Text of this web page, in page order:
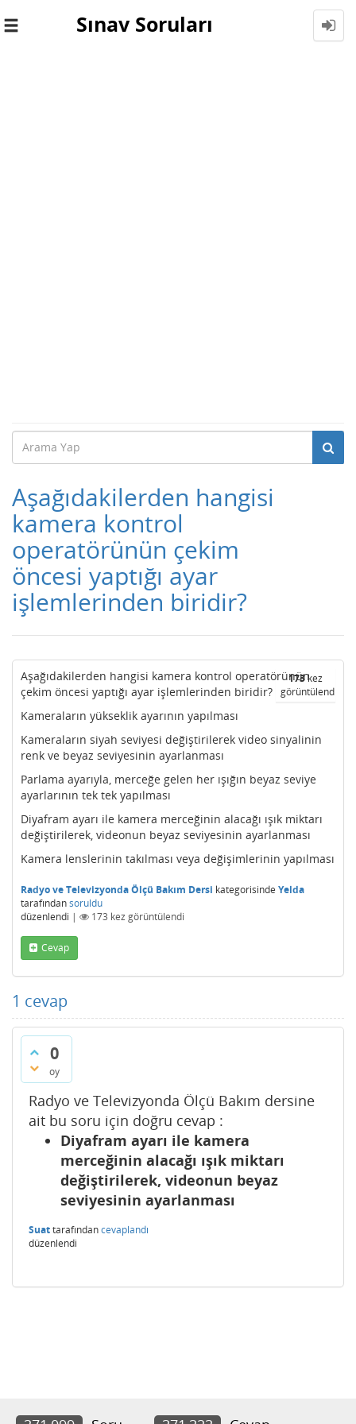
Toggle
Sınav Soruları
Aşağıdakilerden hangisi
kamera kontrol
operatörünün çekim
öncesi yaptığı ayar
işlemlerinden biridir?
173kez
görüntülendi
Aşağıdakilerden hangisi kamera kontrol operatörünün
çekim öncesi yaptığı ayar işlemlerinden biridir?
Kameraların yükseklik ayarının yapılması
Kameraların siyah seviyesi değiştirilerek video sinyalinin
renk ve beyaz seviyesinin ayarlanması
Parlama ayarıyla, merceğe gelen her ışığın beyaz seviye
ayarlarının tek tek yapılması
Diyafram ayarı ile kamera merceğinin alacağı ışık miktarı
değiştirilerek, videonun beyaz seviyesinin ayarlanması
Kamera lenslerinin takılması veya değişimlerinin yapılması
Radyo ve Televizyonda Ölçü Bakım Dersi kategorisinde Yelda
tarafındansoruldu
düzenlendi | 173 kez görüntülendi
Cevap
1 cevap
0
oy
Radyo ve Televizyonda Ölçü Bakım dersine
ait bu soru için doğru cevap :
Diyafram ayarı ile kamera
merceğinin alacağı ışık miktarı
değiştirilerek, videonun beyaz
seviyesinin ayarlanması
Suattarafındancevaplandı
düzenlendi